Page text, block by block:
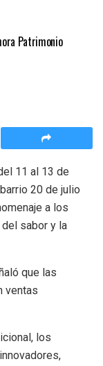
Patrimonio
11 al 13 de
20 de julio
a los
sabor y la
que las
ventas
los